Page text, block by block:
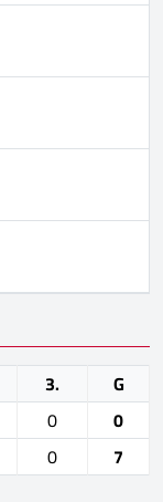
3.
G
0
0
0 7